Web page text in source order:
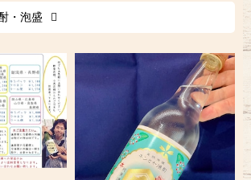
o
n
・泡盛